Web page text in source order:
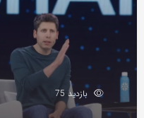
بازدید 75